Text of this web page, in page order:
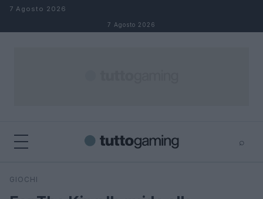
Salta al contenuto
7 Agosto 2026
7 Agosto 2026
⌕
Cerca
GIOCHI